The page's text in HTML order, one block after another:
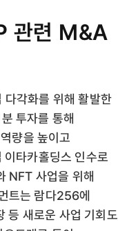
관련 M&A
다각화를 위해 활발한
투자를 통해
량을 높이고
타카홀딩스 인수로
NFT 사업을 위해
트는 람다256에
등 새로운 사업 기회도